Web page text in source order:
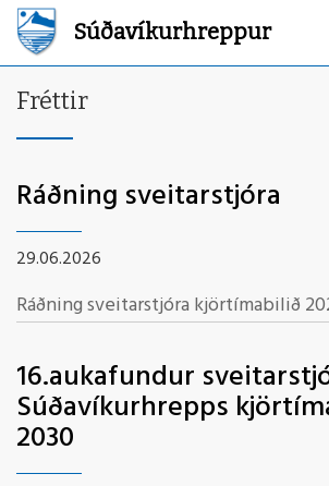
Súðavíkurhreppur
Fréttir
Ráðning sveitarstjóra
29.06.2026
Ráðning sveitarstjóra kjörtímabilið
16.aukafundur
Súðavíkurhrepps
2030